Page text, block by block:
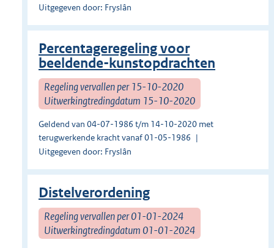
Uitgegeven door: Fryslân
Percentageregeling voor
beeldende-kunstopdrachten
Regeling vervallen per 15-10-2020
Uitwerkingtredingdatum 15-10-2020
Geldend van 04-07-1986 t/m 14-10-2020 met
terugwerkende kracht vanaf 01-05-1986
Uitgegeven door: Fryslân
Distelverordening
Regeling vervallen per 01-01-2024
Uitwerkingtredingdatum 01-01-2024